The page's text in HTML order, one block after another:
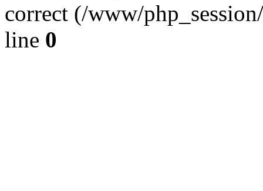
correct (/www/
line 0